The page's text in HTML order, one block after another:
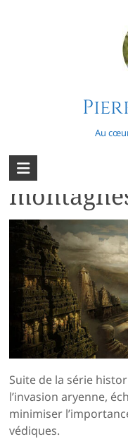
Au
Burrow
La foi
Suite de la série
l’invasion aryenne,
minimiser
védiques.